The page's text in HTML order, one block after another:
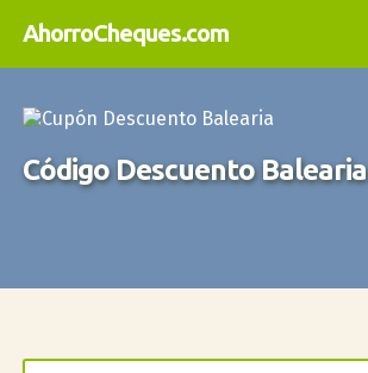
AhorroCheques.com
Código Descuento Balearia